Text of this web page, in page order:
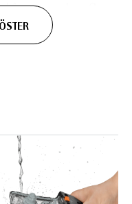
sunarken C
fazla korumaya
tavuk
çok çeşitli
tanır. Kullanım
güvenlik